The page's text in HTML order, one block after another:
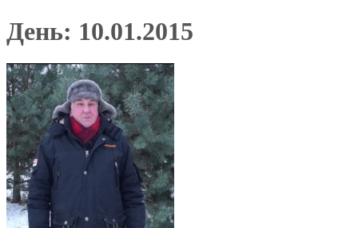
День: 10.01.2015